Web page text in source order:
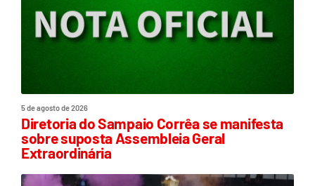
5 de agosto de 2026
Diretoria do Sampaio Corrêa se manifesta
sobre suposta Assembleia Geral
Extraordinária